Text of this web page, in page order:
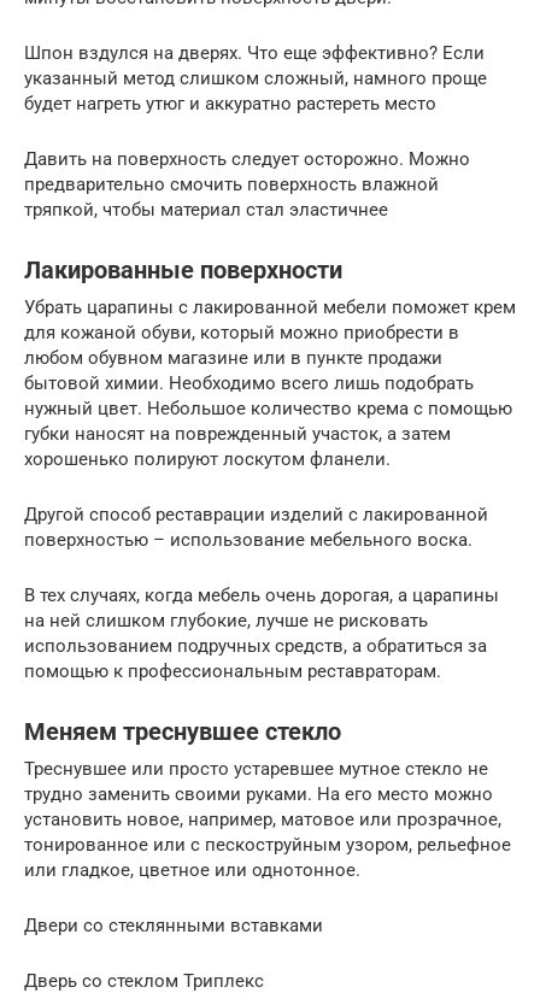
Шпон вздулся на дверях. Что еще эффективно? Если
указанный метод слишком сложный, намного проще
будет нагреть утюг и аккуратно растереть место
Давить на поверхность следует осторожно. Можно
предварительно смочить поверхность влажной
тряпкой, чтобы материал стал эластичнее
Лакированные поверхности
Убрать царапины с лакированной мебели поможет крем
для кожаной обуви, который можно приобрести в
любом обувном магазине или в пункте продажи
бытовой химии. Необходимо всего лишь подобрать
нужный цвет. Небольшое количество крема с помощью
губки наносят на поврежденный участок, а затем
хорошенько полируют лоскутом фланели.
Другой способ реставрации изделий с лакированной
поверхностью – использование мебельного воска.
В тех случаях, когда мебель очень дорогая, а царапины
на ней слишком глубокие, лучше не рисковать
использованием подручных средств, а обратиться за
помощью к профессиональным реставраторам.
Меняем треснувшее стекло
Треснувшее или просто устаревшее мутное стекло не
трудно заменить своими руками. На его место можно
установить новое, например, матовое или прозрачное,
тонированное или с пескоструйным узором, рельефное
или гладкое, цветное или однотонное.
Двери со стеклянными вставками
Дверь со стеклом Триплекс